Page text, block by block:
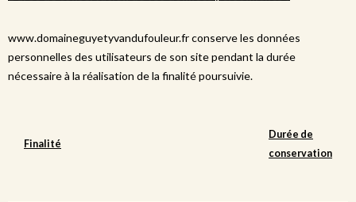
www.domaineguyetyvandufouleur.fr conserve les données
personnelles des utilisateurs de son site pendant la durée
nécessaire à la réalisation de la finalité poursuivie.
Finalité
Durée de
conservation